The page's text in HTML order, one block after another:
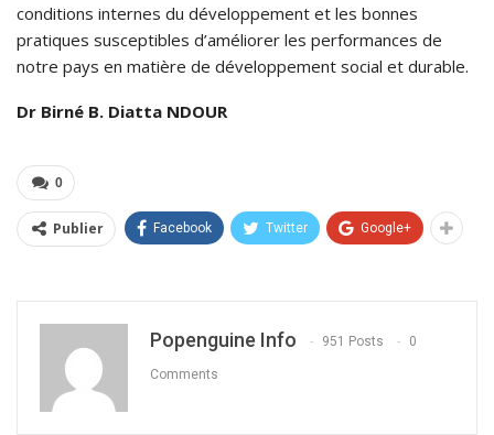
conditions internes du développement et les bonnes
pratiques susceptibles d’améliorer les performances de
notre pays en matière de développement social et durable.
Dr Birné B. Diatta NDOUR
0
Publier Facebook Twitter Google+
Popenguine Info 951 Posts 0
Comments